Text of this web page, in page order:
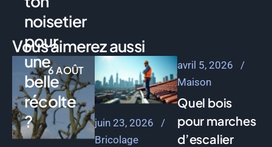
Vous aimerez aussi
6 AOÛT
noisetier
pour
une
belle
récolte
?
juin 23, 2026
Bricolage
avril 5, 2026
Maison
Quel bois
pour marches
d’escalier